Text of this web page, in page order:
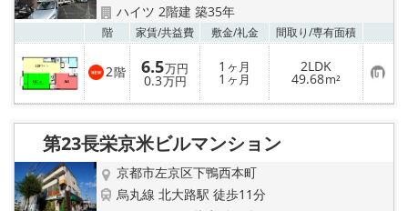
ハイツ 2階建 築35年
階 家賃/共益費 敷金/礼金 間取り/専有面積
2階 6.5万円
0.3万円
1 ヶ月
1 ヶ月
2LDK
49.68m² お
気
に
り
第23長栄京米ビルマンション
京都市左京区下鴨西本町
烏丸線 北大路駅 徒歩11分